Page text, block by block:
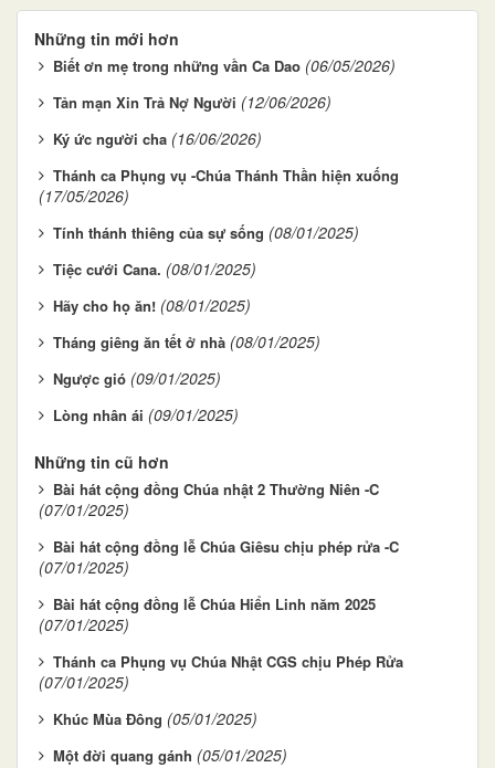
Những tin mới hơn
Biết ơn mẹ trong những vần Ca Dao (06/05/2026)
Tản mạn Xin Trả Nợ Người (12/06/2026)
Ký ức người cha (16/06/2026)
Thánh ca Phụng vụ -Chúa Thánh Thần hiện xuống
(17/05/2026)
Tính thánh thiêng của sự sống (08/01/2025)
Tiệc cưới Cana. (08/01/2025)
Hãy cho họ ăn! (08/01/2025)
Tháng giêng ăn tết ở nhà (08/01/2025)
Ngược gió (09/01/2025)
Lòng nhân ái (09/01/2025)
Những tin cũ hơn
Bài hát cộng đồng Chúa nhật 2 Thường Niên -C
(07/01/2025)
Bài hát cộng đồng lễ Chúa Giêsu chịu phép rửa -C
(07/01/2025)
Bài hát cộng đồng lễ Chúa Hiển Linh năm 2025
(07/01/2025)
Thánh ca Phụng vụ Chúa Nhật CGS chịu Phép Rửa
(07/01/2025)
Khúc Mùa Đông (05/01/2025)
Một đời quang gánh (05/01/2025)